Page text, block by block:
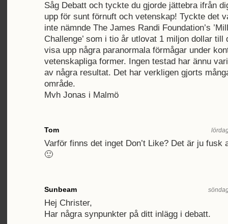
Såg Debatt och tyckte du gjorde jättebra ifrån
upp för sunt förnuft och vetenskap! Tyckte det
inte nämnde The James Randi Foundation’s
Challenge’ som i tio år utlovat 1 miljon dollar till
visa upp några paranormala förmågar under
vetenskapliga former. Ingen testad har ännu
av några resultat. Det har verkligen gjorts
område.
Mvh Jonas i Malmö
Tom
Varför finns det inget Don’t Like? Det är ju fusk
🙂
Sunbeam
Hej Christer,
Har några synpunkter på ditt inlägg i debatt.